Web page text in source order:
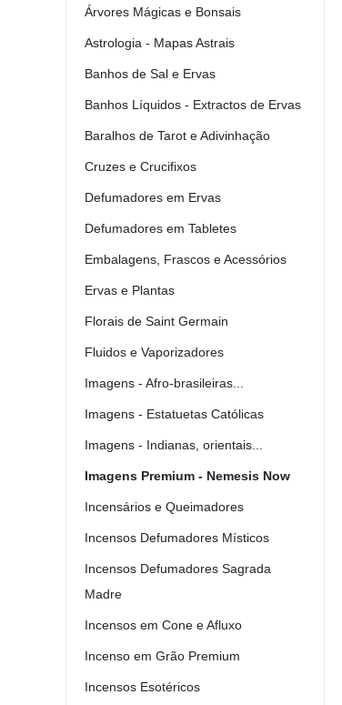
Árvores Mágicas e Bonsais
Astrologia - Mapas Astrais
Banhos de Sal e Ervas
Banhos Líquidos - Extractos de Ervas
Baralhos de Tarot e Adivinhação
Cruzes e Crucifixos
Defumadores em Ervas
Defumadores em Tabletes
Embalagens, Frascos e Acessórios
Ervas e Plantas
Florais de Saint Germain
Fluidos e Vaporizadores
Imagens - Afro-brasileiras...
Imagens - Estatuetas Católicas
Imagens - Indianas, orientais...
Imagens Premium - Nemesis Now
Incensários e Queimadores
Incensos Defumadores Místicos
Incensos Defumadores Sagrada
Madre
Incensos em Cone e Afluxo
Incenso em Grão Premium
Incensos Esotéricos